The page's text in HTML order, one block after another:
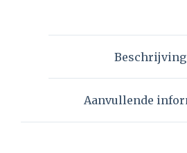
Beschrijving
Aanvullende